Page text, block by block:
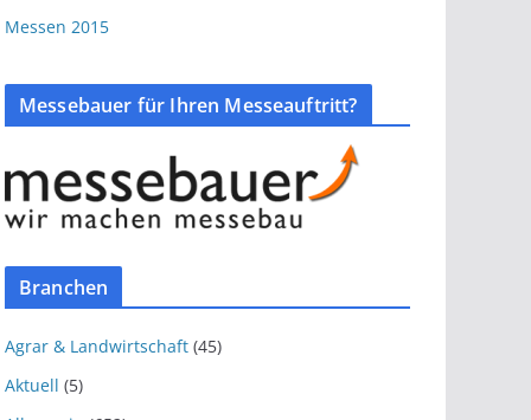
Messen 2015
Messebauer für Ihren Messeauftritt?
Branchen
Agrar & Landwirtschaft (45)
Aktuell (5)